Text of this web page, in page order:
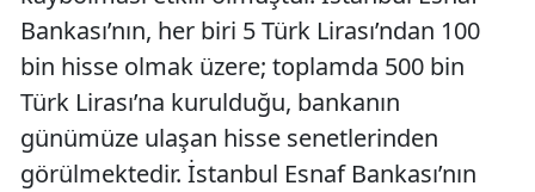
Bankası’nın, her biri 5 Türk Lirası’ndan 100
bin hisse olmak üzere; toplamda 500 bin
Türk Lirası’na kurulduğu, bankanın
günümüze ulaşan hisse senetlerinden
görülmektedir. İstanbul Esnaf Bankası’nın